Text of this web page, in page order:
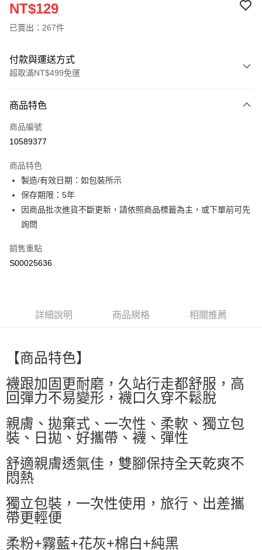
NT$129
已賣出：267件
付款與運送方式
超取滿NT$499免運
信用卡一次付款
超商取貨付款
Apple Pay
街口支付
ATM付款
運送方式
全家取貨付款
每筆NT$60，滿NT$499(含以上)免運費
每筆NT$60，滿NT$499(含以上)免運費
付款後萊爾富取貨
每筆NT$60，滿NT$499(含以上)免運費
7-11取貨付款
每筆NT$60，滿NT$499(含以上)免運費
付款後7-11取貨
每筆NT$60，滿NT$499(含以上)免運費
黑貓宅配
每筆NT$80，滿NT$799(含以上)免運費
每筆NT$80，滿NT$799(含以上)免運費
商品特色
商品編號
10589377
商品特色
製造/有效日期：如包裝所示
保存期限：5年
因商品批次進貨不斷更新，請依照商品標籤為主，或下單前可先
詢問
銷售重點
S00025636
詳細說明 商品規格 相關推薦
【商品特色】
襪跟加固更耐磨，久站行走都舒服，高
回彈力不易變形，襪口久穿不鬆脫
親膚、拋棄式、一次性、柔軟、獨立包
裝、日拋、好攜帶、襪、彈性
舒適親膚透氣佳，雙腳保持全天乾爽不
悶熱
獨立包裝，一次性使用，旅行、出差攜
帶更輕便
柔粉+霧藍+花灰+棉白+純黑